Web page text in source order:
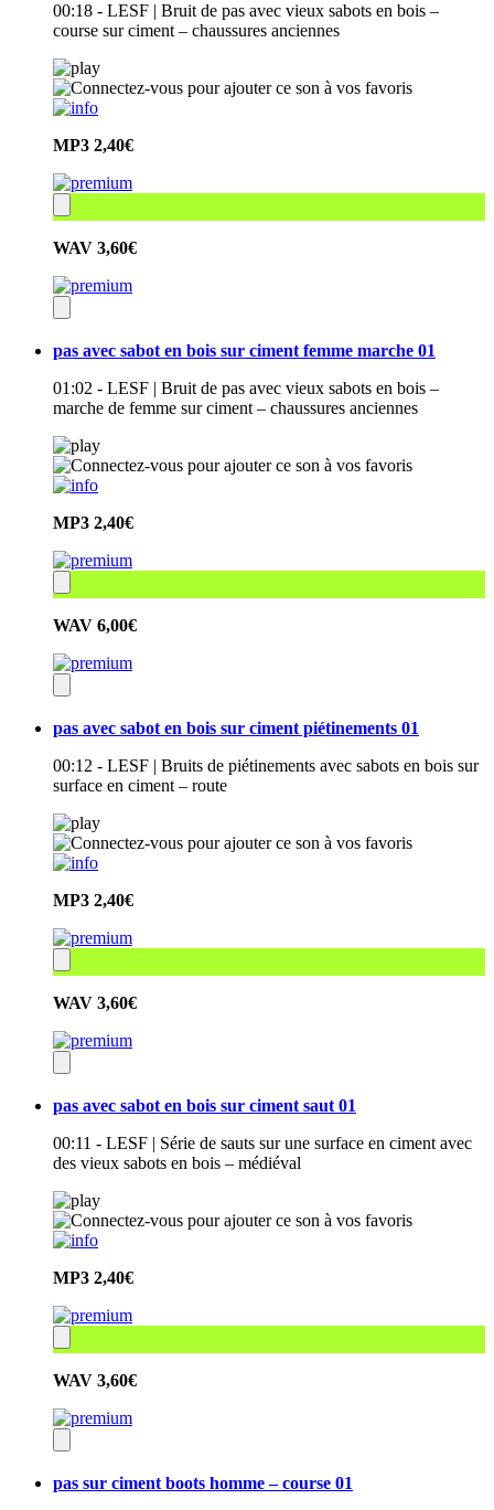
00:18 - LESF | Bruit de pas avec vieux sabots en bois –
course sur ciment – chaussures anciennes
MP3 2,40€
WAV 3,60€
pas avec sabot en bois sur ciment femme marche 01
01:02 - LESF | Bruit de pas avec vieux sabots en bois –
marche de femme sur ciment – chaussures anciennes
MP3 2,40€
WAV 6,00€
pas avec sabot en bois sur ciment piétinements 01
00:12 - LESF | Bruits de piétinements avec sabots en bois sur
surface en ciment – route
MP3 2,40€
WAV 3,60€
pas avec sabot en bois sur ciment saut 01
00:11 - LESF | Série de sauts sur une surface en ciment avec
des vieux sabots en bois – médiéval
MP3 2,40€
WAV 3,60€
pas sur ciment boots homme – course 01